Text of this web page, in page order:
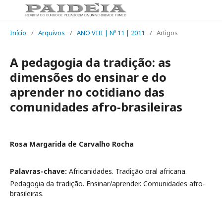
Início / Arquivos / ANO VIII | Nº 11 | 2011 / Artigos
A pedagogia da tradição: as
dimensões do ensinar e do
aprender no cotidiano das
comunidades afro-brasileiras
Rosa Margarida de Carvalho Rocha
Palavras-chave: Africanidades. Tradição oral africana.
Pedagogia da tradição. Ensinar/aprender. Comunidades afro-
brasileiras.